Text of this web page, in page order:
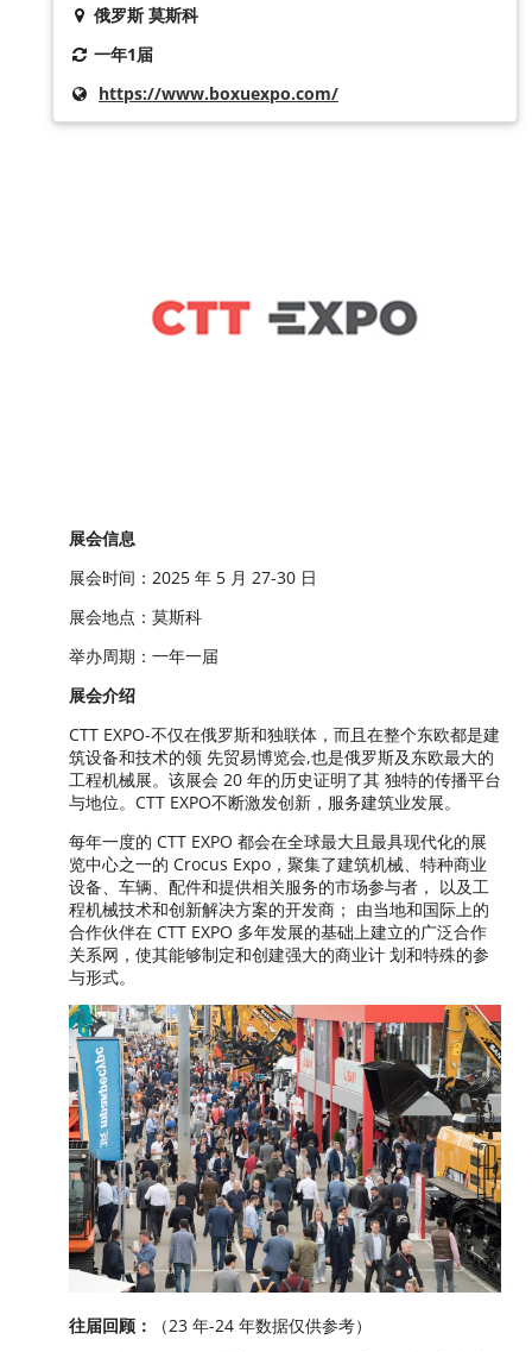
俄罗斯 莫斯科
一年1届
https://www.boxuexpo.com/
展会信息
展会时间：2025 年 5 月 27-30 日
展会地点：莫斯科
举办周期：一年一届
展会介绍
CTT EXPO-不仅在俄罗斯和独联体，而且在整个东欧都是建
筑设备和技术的领 先贸易博览会,也是俄罗斯及东欧最大的
工程机械展。该展会 20 年的历史证明了其 独特的传播平台
与地位。CTT EXPO不断激发创新，服务建筑业发展。
每年一度的 CTT EXPO 都会在全球最大且最具现代化的展
览中心之一的 Crocus Expo，聚集了建筑机械、特种商业
设备、车辆、配件和提供相关服务的市场参与者， 以及工
程机械技术和创新解决方案的开发商； 由当地和国际上的
合作伙伴在 CTT EXPO 多年发展的基础上建立的广泛合作
关系网，使其能够制定和创建强大的商业计 划和特殊的参
与形式。
往届回顾：
（23 年-24 年数据仅供参考）